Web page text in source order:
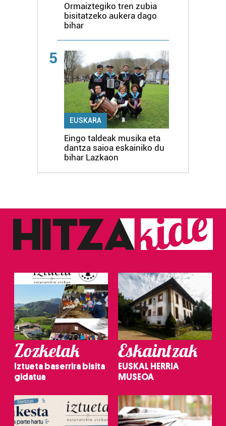
Ormaiztegiko tren zubia
bisitatzeko aukera dago
bihar
5
EUSKARA
Eingo taldeak musika eta
dantza saioa eskainiko du
bihar Lazkaon
Zozketak
Iztueta baserrira bisita
gidatua
Eskaintzak
EUSKAL HERRIA
MUSEOA